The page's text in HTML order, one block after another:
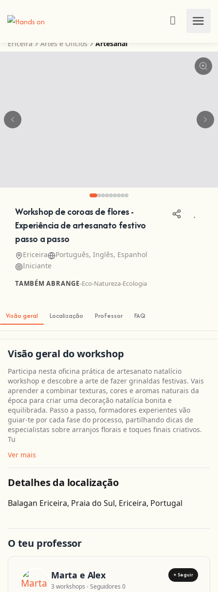
Ericeira Artes e Ofícios Artesanal
Workshop de coroas de flores -
Experiência de artesanato festivo
passo a passo
Ericeira
Português, Inglês, Espanhol
Iniciante
TAMBÉM ABRANGE-Eco-Natureza-Ecologia
Visão geral Localização Professor FAQ
Visão geral do workshop
Participa nesta oficina prática de artesanato natalício
workshop e descobre a arte de fazer grinaldas festivas. Vais
aprender a combinar texturas, cores e aromas naturais da
época para criar uma decoração natalícia bonita e
equilibrada. Passo a passo, formadores experientes vão
guiar-te por cada fase do processo, partilhando dicas de
especialistas sobre arranjos florais e toques finais criativos.
Tu
Ver mais
Detalhes da localização
Balagan Ericeira, Praia do Sul, Ericeira, Portugal
Obter direcções
O teu professor
Marta e Alex + Seguir
3 workshops - Seguidores 0